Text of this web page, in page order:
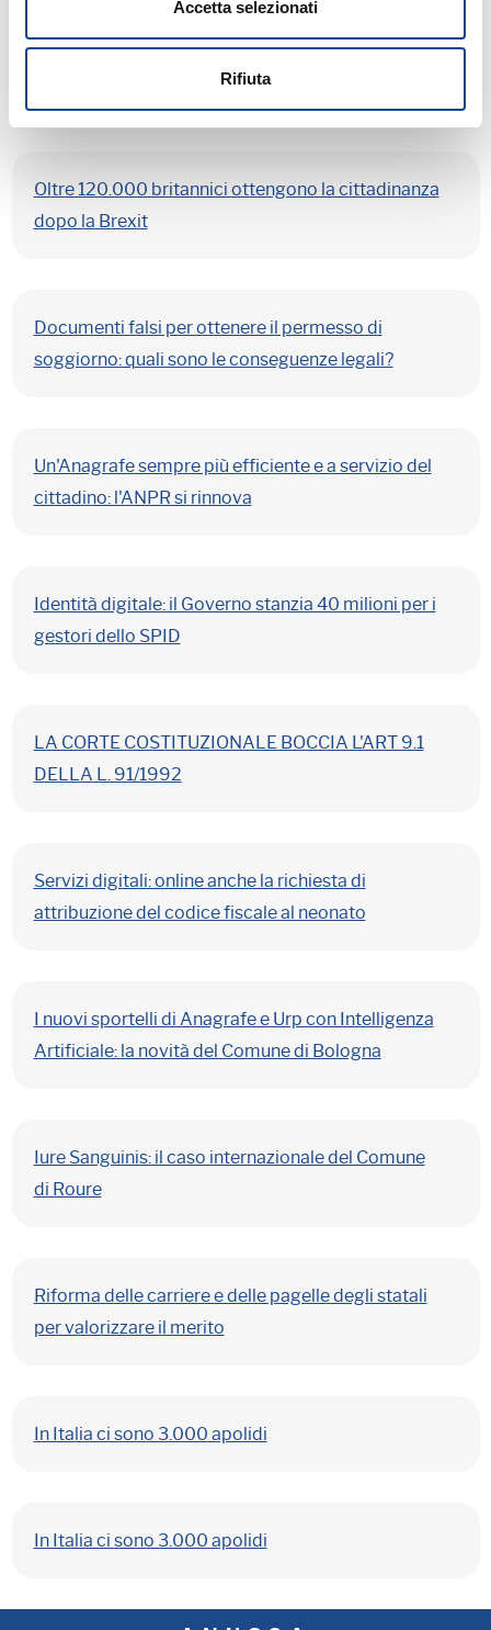
Accetta selezionati
Rifiuta
Elezioni 2025: novità sui tempi delle consultazioni
Oltre 120.000 britannici ottengono la cittadinanza
dopo la Brexit
Documenti falsi per ottenere il permesso di
soggiorno: quali sono le conseguenze legali?
Un'Anagrafe sempre più efficiente e a servizio del
cittadino: l'ANPR si rinnova
Identità digitale: il Governo stanzia 40 milioni per i
gestori dello SPID
LA CORTE COSTITUZIONALE BOCCIA L'ART 9.1
DELLA L. 91/1992
Servizi digitali: online anche la richiesta di
attribuzione del codice fiscale al neonato
I nuovi sportelli di Anagrafe e Urp con Intelligenza
Artificiale: la novità del Comune di Bologna
Iure Sanguinis: il caso internazionale del Comune
di Roure
Riforma delle carriere e delle pagelle degli statali
per valorizzare il merito
In Italia ci sono 3.000 apolidi
In Italia ci sono 3.000 apolidi